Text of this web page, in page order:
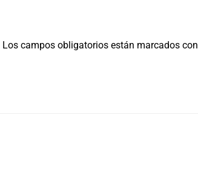
Los campos obligatorios están marcados con